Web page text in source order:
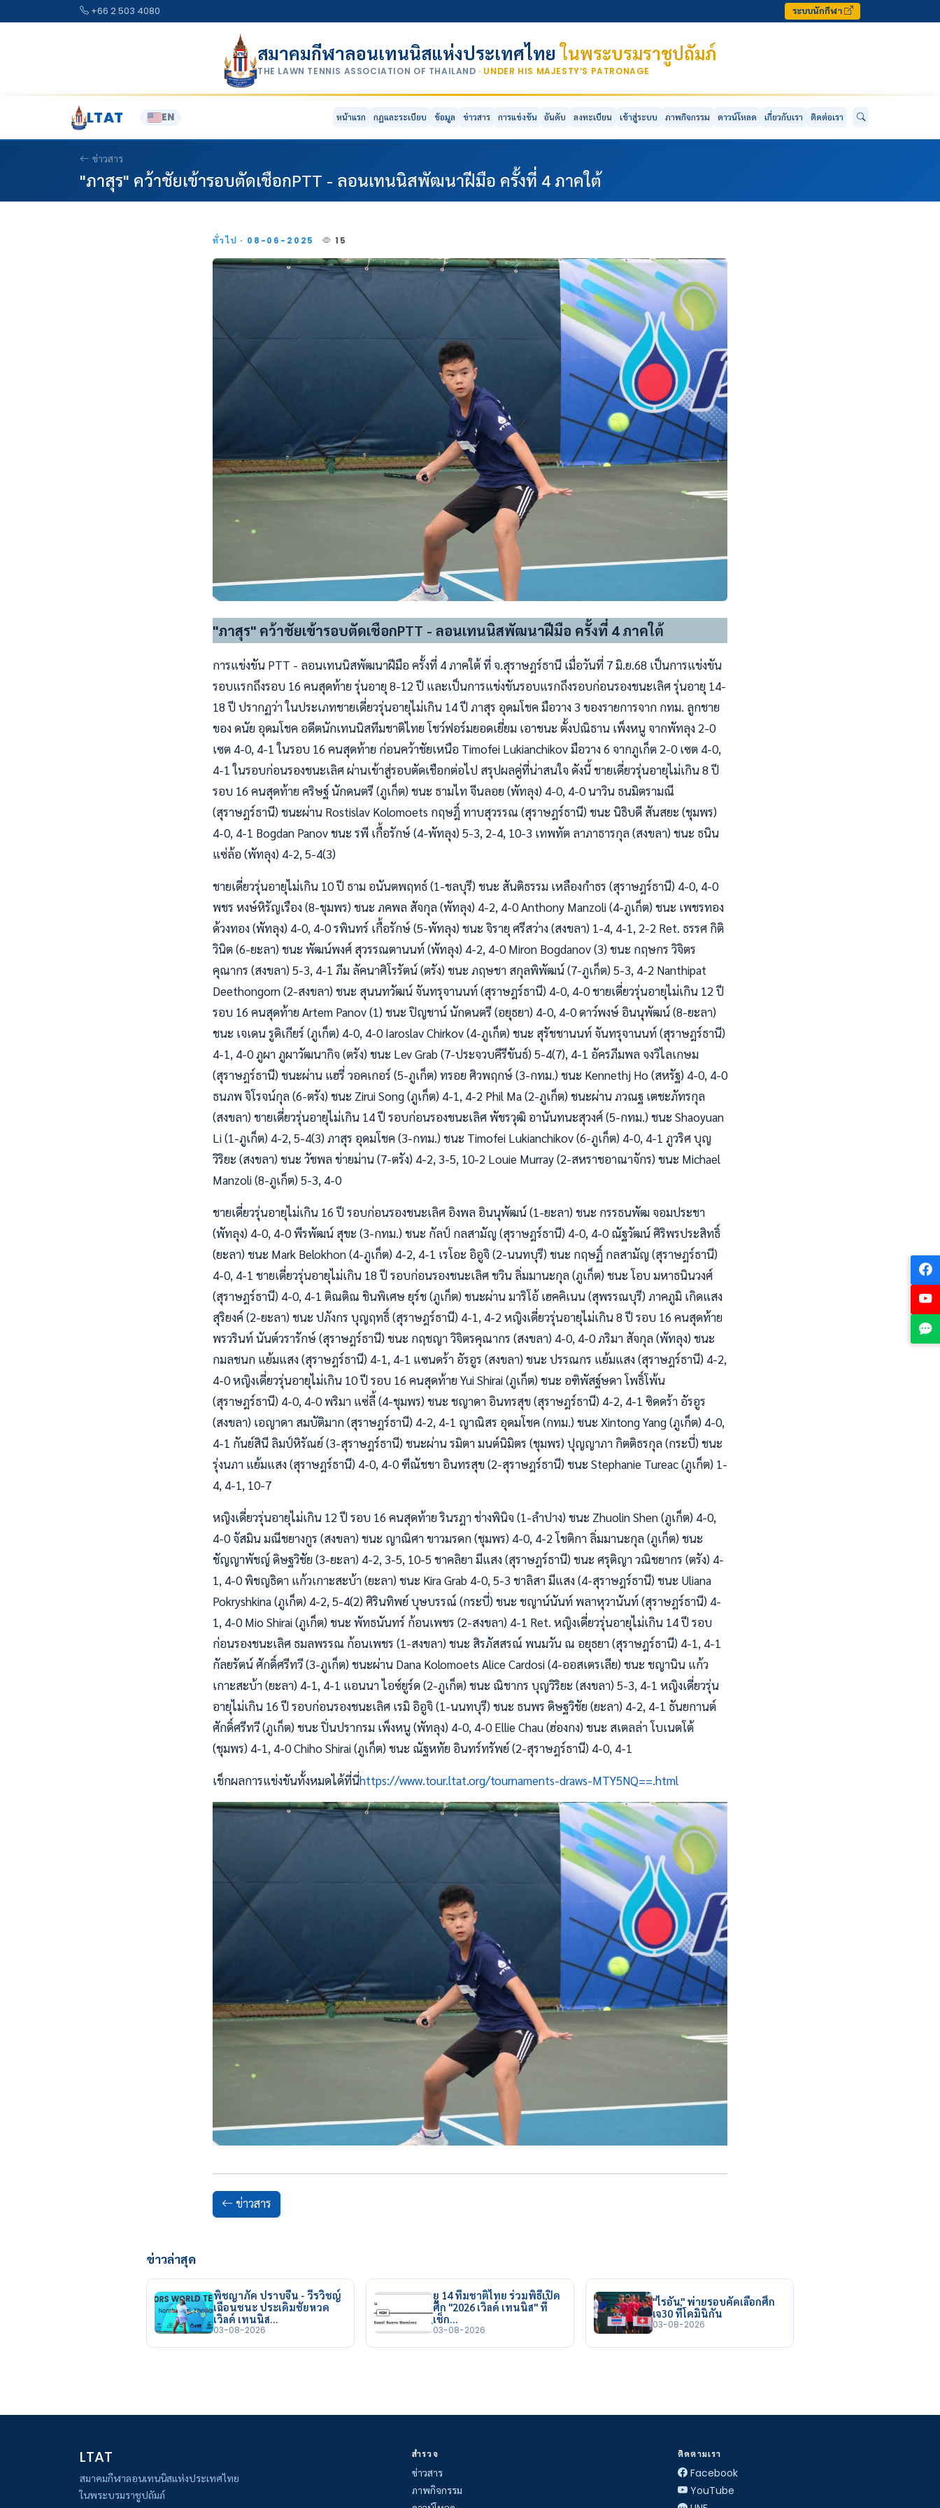
+66 2 503 4080 ระบบนักกีฬา
สมาคมกีฬาลอนเทนนิสแห่งประเทศไทยในพระบรมราชูปถัมภ์
THE LAWN TENNIS ASSOCIATION OF THAILAND · UNDER HIS MAJESTY’S PATRONAGE
LTAT EN หน้าแรก กฎและระเบียบ ข้อมูล ข่าวสาร การแข่งขัน อันดับ ลงทะเบียน เข้าสู่ระบบ ภาพกิจกรรม ดาวน์โหลด เกี่ยวกับเรา ติดต่อเรา
ข่าวสาร
"ภาสุร" คว้าชัยเข้ารอบตัดเชือกPTT - ลอนเทนนิสพัฒนาฝีมือ ครั้งที่ 4 ภาคใต้
ทั่วไป · 08-06-2025 15
"ภาสุร" คว้าชัยเข้ารอบตัดเชือกPTT - ลอนเทนนิสพัฒนาฝีมือ ครั้งที่ 4 ภาคใต้
การแข่งขัน PTT - ลอนเทนนิสพัฒนาฝีมือ ครั้งที่ 4 ภาคใต้ ที่ จ.สุราษฎร์ธานี เมื่อวันที่ 7 มิ.ย.68 เป็นการแข่งขัน
รอบแรกถึงรอบ 16 คนสุดท้าย รุ่นอายุ 8-12 ปี และเป็นการแข่งขันรอบแรกถึงรอบก่อนรองชนะเลิศ รุ่นอายุ 14-
18 ปี ปรากฏว่า ในประเภทชายเดี่ยวรุ่นอายุไม่เกิน 14 ปี ภาสุร อุดมโชค มือวาง 3 ของรายการจาก กทม. ลูกชาย
ของ ดนัย อุดมโชค อดีตนักเทนนิสทีมชาติไทย โชว์ฟอร์มยอดเยี่ยม เอาชนะ ตั้งปณิธาน เพ็งหนู จากพัทลุง 2-0
เซต 4-0, 4-1 ในรอบ 16 คนสุดท้าย ก่อนคว้าชัยเหนือ Timofei Lukianchikov มือวาง 6 จากภูเก็ต 2-0 เซต 4-0,
4-1 ในรอบก่อนรองชนะเลิศ ผ่านเข้าสู่รอบตัดเชือกต่อไป สรุปผลคู่ที่น่าสนใจ ดังนี้ ชายเดี่ยวรุ่นอายุไม่เกิน 8 ปี
รอบ 16 คนสุดท้าย คริษฐ์ นักดนตรี (ภูเก็ต) ชนะ ธามไท จีนลอย (พัทลุง) 4-0, 4-0 นาวิน ธนมิตรามณี
(สุราษฎร์ธานี) ชนะผ่าน Rostislav Kolomoets กฤษฎิ์ ทาบสุวรรณ (สุราษฎร์ธานี) ชนะ นิธิบดี สันสยะ (ชุมพร)
4-0, 4-1 Bogdan Panov ชนะ รพี เกื้อรักษ์ (4-พัทลุง) 5-3, 2-4, 10-3 เทพทัต ลาภาธารกุล (สงขลา) ชนะ ธนิน
แซ่ล้อ (พัทลุง) 4-2, 5-4(3)
ชายเดี่ยวรุ่นอายุไม่เกิน 10 ปี ธาม อนันตพฤทธ์ (1-ชลบุรี) ชนะ สันติธรรม เหลืองกำธร (สุราษฎร์ธานี) 4-0, 4-0
พชร หงษ์หิรัญเรือง (8-ชุมพร) ชนะ ภคพล สัจกุล (พัทลุง) 4-2, 4-0 Anthony Manzoli (4-ภูเก็ต) ชนะ เพชรทอง
ด้วงทอง (พัทลุง) 4-0, 4-0 รพินทร์ เกื้อรักษ์ (5-พัทลุง) ชนะ จิรายุ ศรีสว่าง (สงขลา) 1-4, 4-1, 2-2 Ret. ธรรศ กิติ
วินิต (6-ยะลา) ชนะ พัฒน์พงศ์ สุวรรณตานนท์ (พัทลุง) 4-2, 4-0 Miron Bogdanov (3) ชนะ กฤษกร วิจิตร
คุณากร (สงขลา) 5-3, 4-1 ภีม ลัคนาศิโรรัตน์ (ตรัง) ชนะ ภฤษชา สกุลพิพัฒน์ (7-ภูเก็ต) 5-3, 4-2 Nanthipat
Deethongorn (2-สงขลา) ชนะ สุนนทวัฒน์ จันทรุจานนท์ (สุราษฎร์ธานี) 4-0, 4-0 ชายเดี่ยวรุ่นอายุไม่เกิน 12 ปี
รอบ 16 คนสุดท้าย Artem Panov (1) ชนะ ปิญชาน์ นักดนตรี (อยุธยา) 4-0, 4-0 ดาว์พงษ์ อินนุพัฒน์ (8-ยะลา)
ชนะ เจเดน รูดิเกียร์ (ภูเก็ต) 4-0, 4-0 Iaroslav Chirkov (4-ภูเก็ต) ชนะ สุรัชชานนท์ จันทรุจานนท์ (สุราษฎร์ธานี)
4-1, 4-0 ภูผา ภูผาวัฒนากิจ (ตรัง) ชนะ Lev Grab (7-ประจวบคีรีขันธ์) 5-4(7), 4-1 อัครภีมพล จงวิไลเกษม
(สุราษฎร์ธานี) ชนะผ่าน แฮรี่ วอคเกอร์ (5-ภูเก็ต) ทรอย ศิวพฤกษ์ (3-กทม.) ชนะ Kennethj Ho (สหรัฐ) 4-0, 4-0
ธนภพ จิโรจน์กุล (6-ตรัง) ชนะ Zirui Song (ภูเก็ต) 4-1, 4-2 Phil Ma (2-ภูเก็ต) ชนะผ่าน ภวณฐ เตชะภัทรกุล
(สงขลา) ชายเดี่ยวรุ่นอายุไม่เกิน 14 ปี รอบก่อนรองชนะเลิศ พัชรวุฒิ อานันทนะสุวงศ์ (5-กทม.) ชนะ Shaoyuan
Li (1-ภูเก็ต) 4-2, 5-4(3) ภาสุร อุดมโชค (3-กทม.) ชนะ Timofei Lukianchikov (6-ภูเก็ต) 4-0, 4-1 ภูวริศ บุญ
วิริยะ (สงขลา) ชนะ วัชพล ข่ายม่าน (7-ตรัง) 4-2, 3-5, 10-2 Louie Murray (2-สหราชอาณาจักร) ชนะ Michael
Manzoli (8-ภูเก็ต) 5-3, 4-0
ชายเดี่ยวรุ่นอายุไม่เกิน 16 ปี รอบก่อนรองชนะเลิศ อิงพล อินนุพัฒน์ (1-ยะลา) ชนะ กรรธนพัฒ จอมประชา
(พัทลุง) 4-0, 4-0 พีรพัฒน์ สุขะ (3-กทม.) ชนะ กัลป์ กลสามัญ (สุราษฎร์ธานี) 4-0, 4-0 ณัฐวัฒน์ ศิริพรประสิทธิ์
(ยะลา) ชนะ Mark Belokhon (4-ภูเก็ต) 4-2, 4-1 เรโอะ อิอูจิ (2-นนทบุรี) ชนะ กฤษฏิ์ กลสามัญ (สุราษฎร์ธานี)
4-0, 4-1 ชายเดี่ยวรุ่นอายุไม่เกิน 18 ปี รอบก่อนรองชนะเลิศ ชวิน ลิ่มมานะกุล (ภูเก็ต) ชนะ โอบ มหาธนินวงศ์
(สุราษฎร์ธานี) 4-0, 4-1 ติณติณ ชินพิเศษ ยุร์ช (ภูเก็ต) ชนะผ่าน มาริโอ้ เฮคคิเนน (สุพรรณบุรี) ภาคภูมิ เกิดแสง
สุริยงค์ (2-ยะลา) ชนะ ปภังกร บุญฤทธิ์ (สุราษฎร์ธานี) 4-1, 4-2 หญิงเดี่ยวรุ่นอายุไม่เกิน 8 ปี รอบ 16 คนสุดท้าย
พรวรินท์ นันต์วรารักษ์ (สุราษฎร์ธานี) ชนะ กฤชญา วิจิตรคุณากร (สงขลา) 4-0, 4-0 ภริมา สัจกุล (พัทลุง) ชนะ
กมลชนก แย้มแสง (สุราษฎร์ธานี) 4-1, 4-1 แซนดร้า อัรอูร (สงขลา) ชนะ ปรรณกร แย้มแสง (สุราษฎร์ธานี) 4-2,
4-0 หญิงเดี่ยวรุ่นอายุไม่เกิน 10 ปี รอบ 16 คนสุดท้าย Yui Shirai (ภูเก็ต) ชนะ อฑิพัสฐ์ษดา โพธิ์โพ้น
(สุราษฎร์ธานี) 4-0, 4-0 พริมา แซ่ลี้ (4-ชุมพร) ชนะ ชญาดา อินทรสุข (สุราษฎร์ธานี) 4-2, 4-1 ซิดดร้า อัรอูร
(สงขลา) เอญาดา สมบัติมาก (สุราษฎร์ธานี) 4-2, 4-1 ญาณิสร อุดมโชค (กทม.) ชนะ Xintong Yang (ภูเก็ต) 4-0,
4-1 กันย์สินี ลิมป์หิรัณย์ (3-สุราษฎร์ธานี) ชนะผ่าน รมิตา มนต์นิมิตร (ชุมพร) ปุญญาภา กิตติธรกุล (กระบี่) ชนะ
รุ่งนภา แย้มแสง (สุราษฎร์ธานี) 4-0, 4-0 ฑีณัชชา อินทรสุข (2-สุราษฎร์ธานี) ชนะ Stephanie Tureac (ภูเก็ต) 1-
4, 4-1, 10-7
หญิงเดี่ยวรุ่นอายุไม่เกิน 12 ปี รอบ 16 คนสุดท้าย รินรฎา ช่างพินิจ (1-ลำปาง) ชนะ Zhuolin Shen (ภูเก็ต) 4-0,
4-0 จัสมิน มณีชยางกูร (สงขลา) ชนะ ญาณิศา ขาวมรดก (ชุมพร) 4-0, 4-2 โชติกา ลิ่มมานะกุล (ภูเก็ต) ชนะ
ชัญญาพัชญ์ ดิษฐวิชัย (3-ยะลา) 4-2, 3-5, 10-5 ชาคลิยา มีแสง (สุราษฎร์ธานี) ชนะ ศรุติญา วณิชยากร (ตรัง) 4-
1, 4-0 พิชญธิดา แก้วเกาะสะบ้า (ยะลา) ชนะ Kira Grab 4-0, 5-3 ชาลิสา มีแสง (4-สุราษฎร์ธานี) ชนะ Uliana
Pokryshkina (ภูเก็ต) 4-2, 5-4(2) ศิรินทิพย์ บุษบรรณ์ (กระบี่) ชนะ ชญาน์นันท์ พลาหุวานันท์ (สุราษฎร์ธานี) 4-
1, 4-0 Mio Shirai (ภูเก็ต) ชนะ พัทธนันทร์ ก้อนเพชร (2-สงขลา) 4-1 Ret. หญิงเดี่ยวรุ่นอายุไม่เกิน 14 ปี รอบ
ก่อนรองชนะเลิศ ธมลพรรณ ก้อนเพชร (1-สงขลา) ชนะ สิรภัสสรณ์ พนมวัน ณ อยุธยา (สุราษฎร์ธานี) 4-1, 4-1
กัลยรัตน์ ศักดิ์ศรีทวี (3-ภูเก็ต) ชนะผ่าน Dana Kolomoets Alice Cardosi (4-ออสเตรเลีย) ชนะ ชญานิน แก้ว
เกาะสะบ้า (ยะลา) 4-1, 4-1 แอนนา ไอซ์ยูร์ด (2-ภูเก็ต) ชนะ ณิชากร บุญวิริยะ (สงขลา) 5-3, 4-1 หญิงเดี่ยวรุ่น
อายุไม่เกิน 16 ปี รอบก่อนรองชนะเลิศ เรมิ อิอูจิ (1-นนทบุรี) ชนะ ธนพร ดิษฐวิชัย (ยะลา) 4-2, 4-1 ธันยกานต์
ศักดิ์ศรีทวี (ภูเก็ต) ชนะ ปิ่นปรากรม เพ็งหนู (พัทลุง) 4-0, 4-0 Ellie Chau (ฮ่องกง) ชนะ สเตลล่า โบเนตโต้
(ชุมพร) 4-1, 4-0 Chiho Shirai (ภูเก็ต) ชนะ ณัฐหทัย อินทร์ทรัพย์ (2-สุราษฎร์ธานี) 4-0, 4-1
เช็กผลการแข่งขันทั้งหมดได้ที่นี่https://www.tour.ltat.org/tournaments-draws-MTY5NQ==.html
ข่าวสาร
ข่าวล่าสุด
พิชญาภัค ปราบจีน - วีรวิชญ์
เฉือนชนะ ประเดิมชัยหวด
เวิลด์ เทนนิส…
03-08-2026
ยู 14 ทีมชาติไทย ร่วมพิธีเปิด
ศึก "2026 เวิลด์ เทนนิส" ที่
เช็ก…
03-08-2026
"ไรอัน" พ่ายรอบคัดเลือกศึก
เจ30 ที่โดมินิกัน
03-08-2026
LTAT
สมาคมกีฬาลอนเทนนิสแห่งประเทศไทย
ในพระบรมราชูปถัมภ์
สำรวจ
ข่าวสาร
ภาพกิจกรรม
ติดตามเรา
Facebook
YouTube